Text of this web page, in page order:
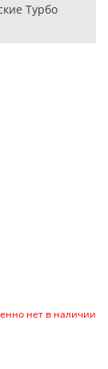
Турбо
нет в наличии